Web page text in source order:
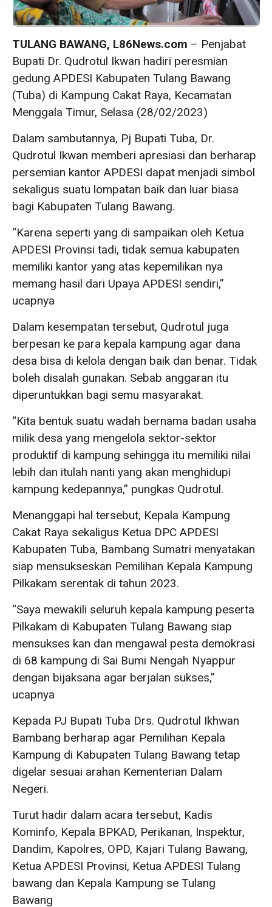
TULANG BAWANG, L86News.com – Penjabat
Bupati Dr. Qudrotul Ikwan hadiri peresmian
gedung APDESI Kabupaten Tulang Bawang
(Tuba) di Kampung Cakat Raya, Kecamatan
Menggala Timur, Selasa (28/02/2023)
Dalam sambutannya, Pj Bupati Tuba, Dr.
Qudrotul Ikwan memberi apresiasi dan berharap
persemian kantor APDESI dapat menjadi simbol
sekaligus suatu lompatan baik dan luar biasa
bagi Kabupaten Tulang Bawang.
“Karena seperti yang di sampaikan oleh Ketua
APDESI Provinsi tadi, tidak semua kabupaten
memiliki kantor yang atas kepemilikan nya
memang hasil dari Upaya APDESI sendiri,”
ucapnya
Dalam kesempatan tersebut, Qudrotul juga
berpesan ke para kepala kampung agar dana
desa bisa di kelola dengan baik dan benar. Tidak
boleh disalah gunakan. Sebab anggaran itu
diperuntukkan bagi semu masyarakat.
“Kita bentuk suatu wadah bernama badan usaha
milik desa yang mengelola sektor-sektor
produktif di kampung sehingga itu memiliki nilai
lebih dan itulah nanti yang akan menghidupi
kampung kedepannya,” pungkas Qudrotul.
Menanggapi hal tersebut, Kepala Kampung
Cakat Raya sekaligus Ketua DPC APDESI
Kabupaten Tuba, Bambang Sumatri menyatakan
siap mensukseskan Pemilihan Kepala Kampung
Pilkakam serentak di tahun 2023.
“Saya mewakili seluruh kepala kampung peserta
Pilkakam di Kabupaten Tulang Bawang siap
mensukses kan dan mengawal pesta demokrasi
di 68 kampung di Sai Bumi Nengah Nyappur
dengan bijaksana agar berjalan sukses,”
ucapnya
Kepada PJ Bupati Tuba Drs. Qudrotul Ikhwan
Bambang berharap agar Pemilihan Kepala
Kampung di Kabupaten Tulang Bawang tetap
digelar sesuai arahan Kementerian Dalam
Negeri.
Turut hadir dalam acara tersebut, Kadis
Kominfo, Kepala BPKAD, Perikanan, Inspektur,
Dandim, Kapolres, OPD, Kajari Tulang Bawang,
Ketua APDESI Provinsi, Ketua APDESI Tulang
bawang dan Kepala Kampung se Tulang
Bawang